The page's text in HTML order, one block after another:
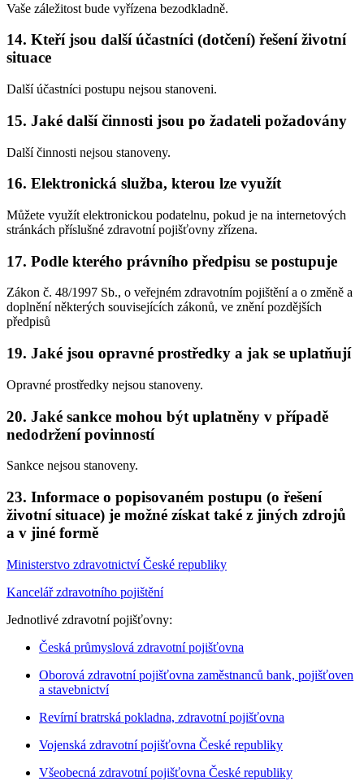
Vaše záležitost bude vyřízena bezodkladně.
14. Kteří jsou další účastníci (dotčení) řešení životní
situace
Další účastníci postupu nejsou stanoveni.
15. Jaké další činnosti jsou po žadateli požadovány
Další činnosti nejsou stanoveny.
16. Elektronická služba, kterou lze využít
Můžete využít elektronickou podatelnu, pokud je na internetových
stránkách příslušné zdravotní pojišťovny zřízena.
17. Podle kterého právního předpisu se postupuje
Zákon č. 48/1997 Sb., o veřejném zdravotním pojištění a o změně a
doplnění některých souvisejících zákonů, ve znění pozdějších
předpisů
19. Jaké jsou opravné prostředky a jak se uplatňují
Opravné prostředky nejsou stanoveny.
20. Jaké sankce mohou být uplatněny v případě
nedodržení povinností
Sankce nejsou stanoveny.
23. Informace o popisovaném postupu (o řešení
životní situace) je možné získat také z jiných zdrojů
a v jiné formě
Ministerstvo zdravotnictví České republiky
Kancelář zdravotního pojištění
Jednotlivé zdravotní pojišťovny:
Česká průmyslová zdravotní pojišťovna
Oborová zdravotní pojišťovna zaměstnanců bank, pojišťoven
a stavebnictví
Revírní bratrská pokladna, zdravotní pojišťovna
Vojenská zdravotní pojišťovna České republiky
Všeobecná zdravotní pojišťovna České republiky